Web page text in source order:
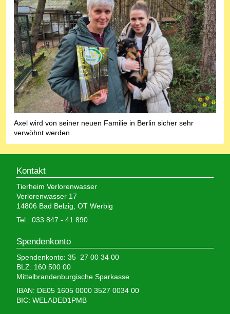
Axel wird von seiner neuen Familie in Berlin sicher sehr
verwöhnt werden.
Kontakt
Tierheim Verlorenwasser
Verlorenwasser 17
14806 Bad Belzig, OT Werbig
Tel.: 033 847 - 41 890
Spendenkonto
Spendenkonto: 35 27 00 34 00
BLZ: 160 500 00
Mittelbrandenburgische Sparkasse
IBAN: DE05 1605 0000 3527 0034 00
BIC: WELADED1PMB